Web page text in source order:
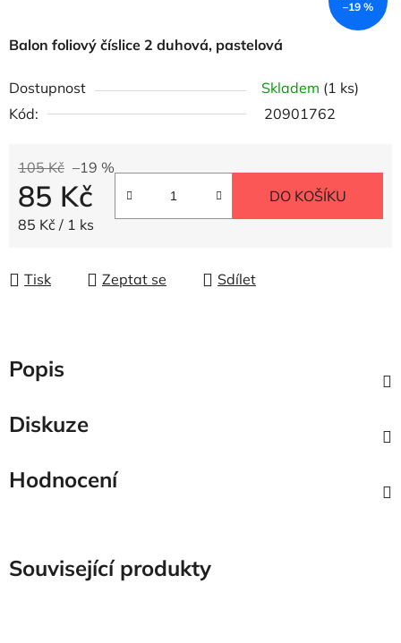
Balon foliový číslice 2 duhová, pastelová
Dostupnost Skladem (1 ks)
Kód:
20901762
105 Kč –19 %
85 Kč
Měrná cena:
85 Kč / 1 ks
DO KOŠÍKU
Tisk Zeptat se Sdílet
–19 %
Popis
Diskuze
Hodnocení
Související produkty